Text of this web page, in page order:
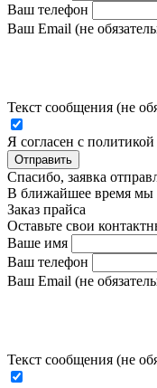
Ваш телефон
Ваш Email (не
Текст сообщения (не
Я согласен с
Отправить
Спасибо, заявка
В ближайшее время мы
Заказ прайса
Оставьте свои
Ваше имя
Ваш телефон
Ваш Email (не
Текст сообщения (не